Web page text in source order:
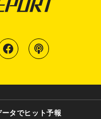
P
d
ータでヒット予報